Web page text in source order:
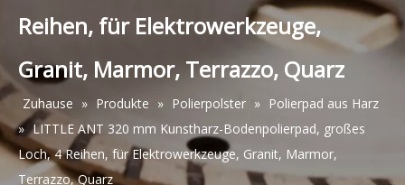
Reihen, für Elektrowerkzeuge,
Granit, Marmor, Terrazzo, Quarz
Zuhause » Produkte » Polierpolster » Polierpad aus Harz
» LITTLE ANT 320 mm Kunstharz-Bodenpolierpad, großes
Loch, 4 Reihen, für Elektrowerkzeuge, Granit, Marmor,
Terrazzo, Quarz